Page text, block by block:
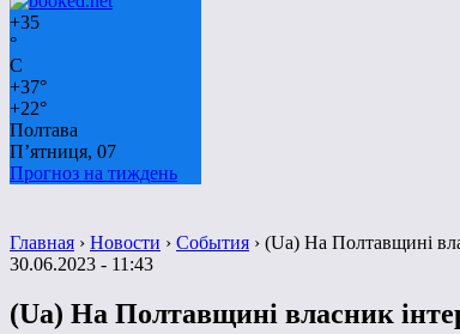
+35
°
C
+37°
+22°
Полтава
П’ятниця, 07
Прогноз на тиждень
Главная › Новости › События › (Ua) На Полтавщині
30.06.2023 - 11:43
(Ua) На Полтавщині власник